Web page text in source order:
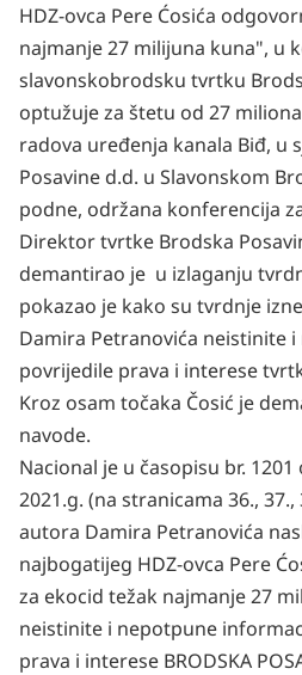
HDZ-ovca Pere Ćosića
najmanje 27 milijuna kuna", u
slavonskobrodsku tvrtku
optužuje za štetu od 27
radova uređenja kanala Biđ, u
Posavine d.d. u Slavonskom
podne, održana konferencija
Direktor tvrtke Brodska
demantirao je u izlaganju
pokazao je kako su tvrdnje
Damira Petranovića neistinite
povrijedile prava i interese
Kroz osam točaka Čosić je
navode.
Nacional je u časopisu br.
2021.g. (na stranicama 36., 37.,
autora Damira Petranovića
najbogatijeg HDZ-ovca Pere
za ekocid težak najmanje 27
neistinite i nepotpune
prava i interese BRODSKA